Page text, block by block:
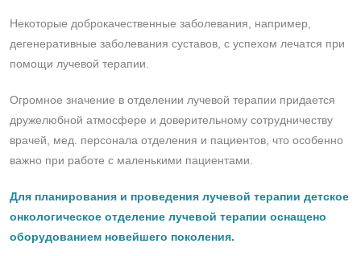
Некоторые доброкачественные заболевания, например,
дегенеративные заболевания суставов, с успехом лечатся при
помощи лучевой терапии.
Огромное значение в отделении лучевой терапии придается
дружелюбной атмосфере и доверительному сотрудничеству
врачей, мед. персонала отделения и пациентов, что особенно
важно при работе с маленькими пациентами.
Для планирования и проведения лучевой терапии детское
онкологическое отделение лучевой терапии оснащено
оборудованием новейшего поколения.